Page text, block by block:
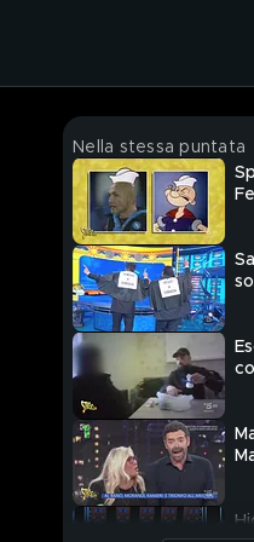
Nella stessa puntata